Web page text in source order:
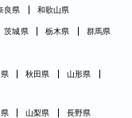
良県 和歌山県
茨城県 栃木県 群馬県
秋田県
山形県
山梨県 長野県